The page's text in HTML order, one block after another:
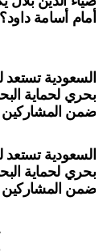
أمام أسامة داود؟
السعودية
بحري لحماية
ضمن المشاركين
السعودية
بحري لحماية
ضمن المشاركين